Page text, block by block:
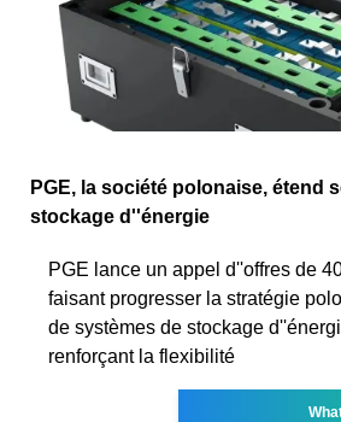
PGE, la société polonaise, étend
stockage d''énergie
PGE lance un appel d''offres de
faisant progresser la stratégie
de systèmes de stockage
renforçant la flexibilité